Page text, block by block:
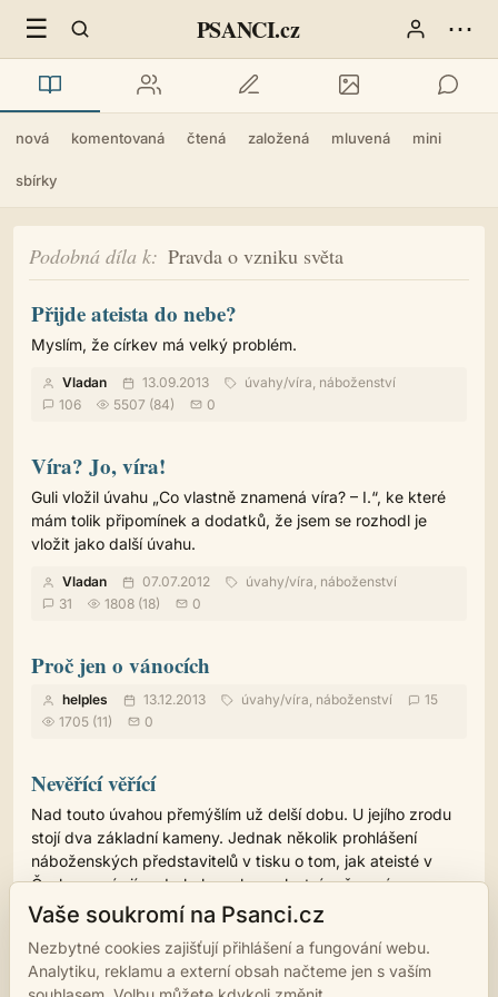
☰ PSANCI.cz ⋯
nová komentovaná čtená založená mluvená mini
sbírky
Podobná díla k Pravda o vzniku světa
Přijde ateista do nebe?
Myslím, že církev má velký problém.
Vladan 13.09.2013 úvahy/víra, náboženství
106
5507 (84) 0
Víra? Jo, víra!
Guli vložil úvahu „Co vlastně znamená víra? – I.“, ke které
mám tolik připomínek a dodatků, že jsem se rozhodl je
vložit jako další úvahu.
Vladan 07.07.2012 úvahy/víra, náboženství
31
1808 (18) 0
Proč jen o vánocích
helples 13.12.2013 úvahy/víra, náboženství
15
1705 (11)
0
Nevěřící věřící
Nad touto úvahou přemýšlím už delší dobu. U jejího zrodu
stojí dva základní kameny. Jednak několik prohlášení
náboženských představitelů v tisku o tom, jak ateisté v
Česku vymírají, a druhak snaha o vlastní zařazení – co
jsem? Kam kráčím?
Vladan 03.08.2012 úvahy/víra, náboženství
48
2887 (16) 0
Vaše soukromí na Psanci.cz
Nezbytné cookies zajišťují přihlášení a fungování webu.
Analytiku, reklamu a externí obsah načteme jen s vaším